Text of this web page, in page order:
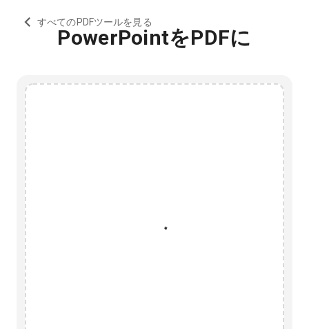
すべてのPDFツールを見る
PowerPointをPDFに